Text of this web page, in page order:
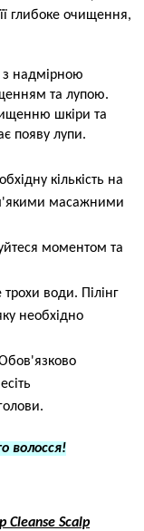
глибоке очищення,
з надмірною
та лупою.
шкіри та
появу лупи.
кількість на
м'якими масажними
моментом та
води. Пілінг
необхідно
волосся!
Cleanse Scalp